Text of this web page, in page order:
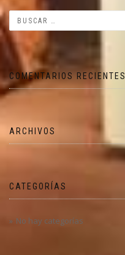
COMENTARIOS RECIENTES
ARCHIVOS
CATEGORÍAS
No hay categorías